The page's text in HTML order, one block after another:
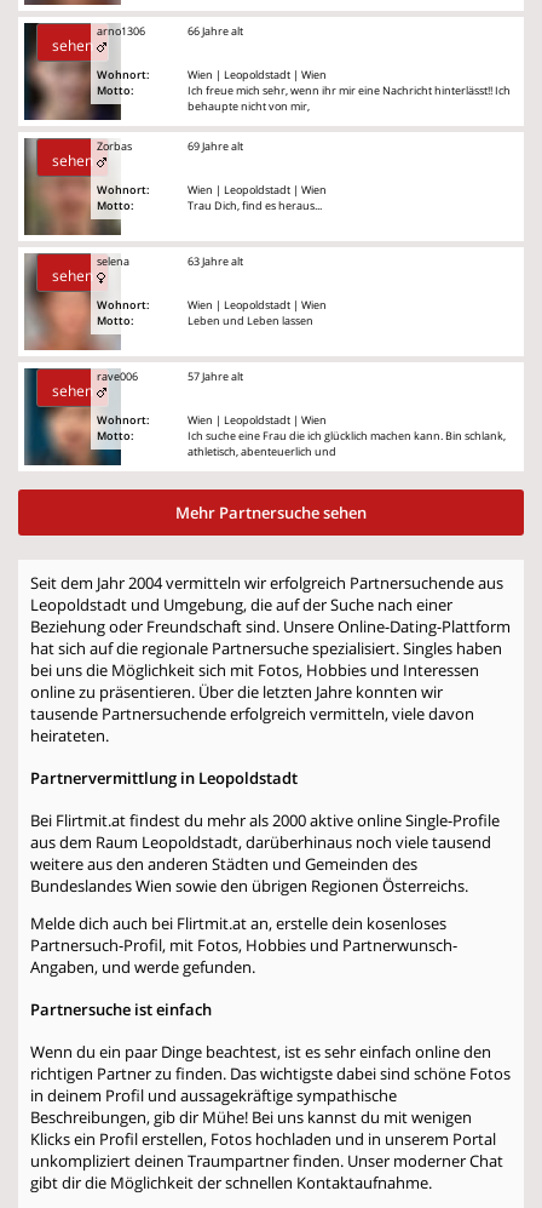
sehen
arno1306
Wohnort:
Motto:
66 Jahre alt
Wien | Leopoldstadt | Wien
Ich freue mich sehr, wenn ihr mir eine Nachricht hinterlässt!! Ich
behaupte nicht von mir,
sehen
Zorbas
Wohnort:
Motto:
69 Jahre alt
Wien | Leopoldstadt | Wien
Trau Dich, find es heraus...
sehen
selena
Wohnort:
Motto:
63 Jahre alt
Wien | Leopoldstadt | Wien
Leben und Leben lassen
sehen
rave006
Wohnort:
Motto:
57 Jahre alt
Wien | Leopoldstadt | Wien
Ich suche eine Frau die ich glücklich machen kann. Bin schlank,
athletisch, abenteuerlich und
Mehr Partnersuche sehen
Seit dem Jahr 2004 vermitteln wir erfolgreich Partnersuchende aus
Leopoldstadt und Umgebung, die auf der Suche nach einer
Beziehung oder Freundschaft sind. Unsere Online-Dating-Plattform
hat sich auf die regionale Partnersuche spezialisiert. Singles haben
bei uns die Möglichkeit sich mit Fotos, Hobbies und Interessen
online zu präsentieren. Über die letzten Jahre konnten wir
tausende Partnersuchende erfolgreich vermitteln, viele davon
heirateten.
Partnervermittlung in Leopoldstadt
Bei Flirtmit.at findest du mehr als 2000 aktive online Single-Profile
aus dem Raum Leopoldstadt, darüberhinaus noch viele tausend
weitere aus den anderen Städten und Gemeinden des
Bundeslandes Wien sowie den übrigen Regionen Österreichs.
Melde dich auch bei Flirtmit.at an, erstelle dein kosenloses
Partnersuch-Profil, mit Fotos, Hobbies und Partnerwunsch-
Angaben, und werde gefunden.
Partnersuche ist einfach
Wenn du ein paar Dinge beachtest, ist es sehr einfach online den
richtigen Partner zu finden. Das wichtigste dabei sind schöne Fotos
in deinem Profil und aussagekräftige sympathische
Beschreibungen, gib dir Mühe! Bei uns kannst du mit wenigen
Klicks ein Profil erstellen, Fotos hochladen und in unserem Portal
unkompliziert deinen Traumpartner finden. Unser moderner Chat
gibt dir die Möglichkeit der schnellen Kontaktaufnahme.